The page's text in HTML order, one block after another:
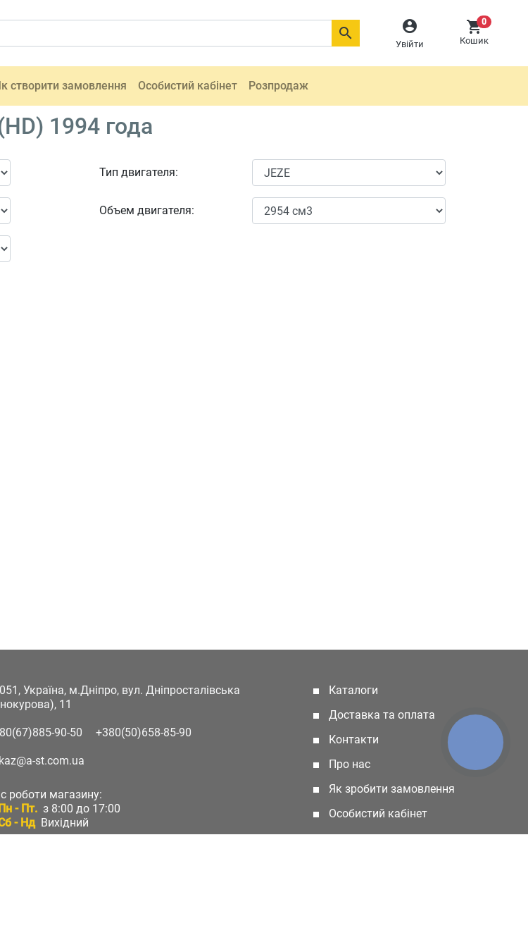

Увійти
0
Кошик

створити замовлення Особистий кабінет Розпродаж
1994 года
Тип двигателя:
Объем двигателя:
Україна, м.Дніпро, вул. Дніпросталівська
11
90-50 +380(50)658-85-90
st.com.ua
роботи магазину:
- Пт. з 8:00 до 17:00
- Нд Вихідний
Каталоги
Доставка та оплата
Контакти
Про нас
Як зробити замовлення
Особистий кабінет